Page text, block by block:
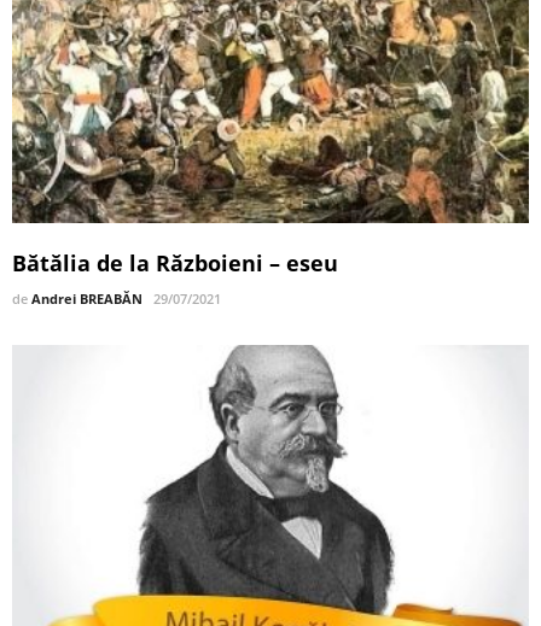
Bătălia de la Războieni – eseu
de Andrei BREABĂN 29/07/2021